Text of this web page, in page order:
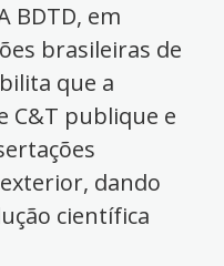
BDTD, em
brasileiras de
que a
C&T publique e
dando
científica